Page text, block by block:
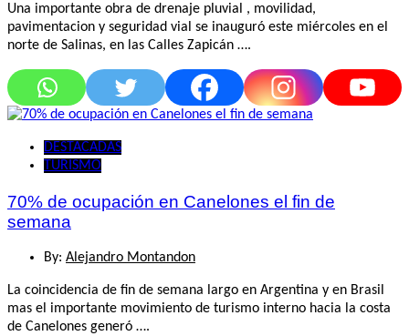
Una importante obra de drenaje pluvial , movilidad,
pavimentacion y seguridad vial se inauguró este miércoles en el
norte de Salinas, en las Calles Zapicán ….
DESTACADAS
TURISMO
70% de ocupación en Canelones el fin de
semana
By: Alejandro Montandon
La coincidencia de fin de semana largo en Argentina y en Brasil
mas el importante movimiento de turismo interno hacia la costa
de Canelones generó ….